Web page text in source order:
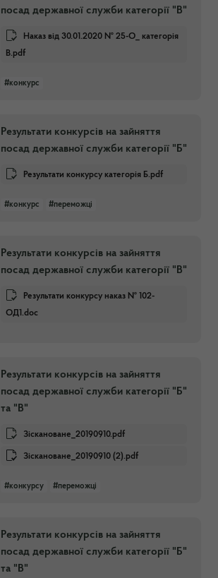
посад державної служби категорії "В"
Наказ від 30.01.2020 № 25-О_ категорія
В.pdf
#конкурс
Результати конкурсів на зайняття
посад державної служби категорії "Б"
Результати конкурсу категорія Б.pdf
#конкурс #переможці
Результати конкурсів на зайняття
посад державної служби категорії "В"
Результати конкурсу наказ № 102-
ОД1.doc
Результати конкурсів на зайняття
посад державної служби категорії "Б"
та "В"
Зіскановане_20190910.pdf
Зіскановане_20190910 (2).pdf
#конкурсу #переможці
Результати конкурсів на зайняття
посад державної служби категорії "Б"
та "В"